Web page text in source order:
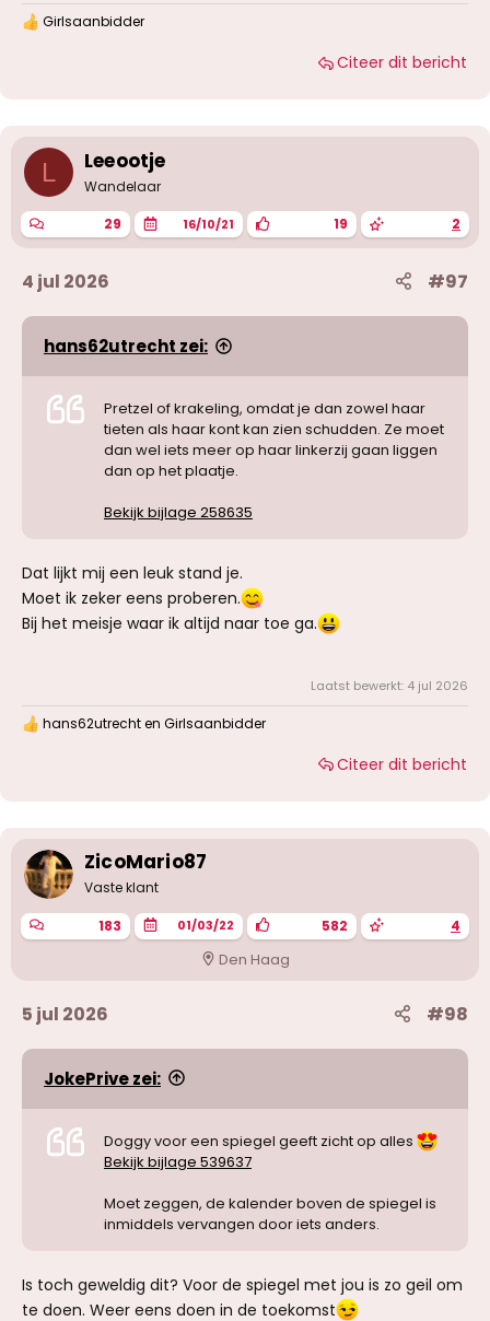
W
n
g
n
:
Girlsaanbidder
Citeer dit bericht
L Leeootje
Wandelaar
29 16/10/21 19 2
4 jul 2026 #97
hans62utrecht zei:
Pretzel of krakeling, omdat je dan zowel haar
tieten als haar kont kan zien schudden. Ze moet
dan wel iets meer op haar linkerzij gaan liggen
dan op het plaatje.
Bekijk bijlage 258635
Dat lijkt mij een leuk stand je.
Moet ik zeker eens proberen.
Bij het meisje waar ik altijd naar toe ga.
Laatst bewerkt: 4 jul 2026
W
n
g
n
:
hans62utrechten Girlsaanbidder
Citeer dit bericht
ZicoMario87
Vaste klant
183 01/03/22 582 4
Den Haag
5 jul 2026 #98
JokePrive zei:
Doggy voor een spiegel geeft zicht op alles
Bekijk bijlage 539637
Moet zeggen, de kalender boven de spiegel is
inmiddels vervangen door iets anders.
Is toch geweldig dit? Voor de spiegel met jou is zo geil om
te doen. Weer eens doen in de toekomst